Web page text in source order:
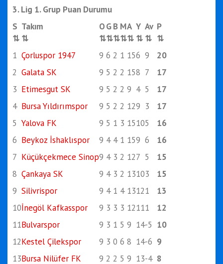
3. Lig 1. Grup Puan Durumu
S
⇅
Takım
⇅
O
⇅
G
⇅
B
⇅
M
⇅
A
⇅
Y
⇅
Av
⇅
P
⇅
1 Çorluspor 1947 9 6 2 1 156 9
20
2 Galata SK 9 5 2 2 158 7
17
3 Etimesgut SK 9 5 2 2 9 4 5
17
4 Bursa Yıldırımspor 9 5 2 2 129 3
17
5 Yalova FK 9 5 1 3 15105
16
6 Beykoz İshaklıspor 9 4 4 1 159 6
16
7 Küçükçekmece Sinop9 4 3 2 127 5
15
8 Çankaya SK 9 4 3 2 13103
15
9 Silivrispor 9 4 1 4 13121
13
10İnegöl Kafkasspor 9 3 3 3 12111
12
11Bulvarspor 9 3 1 5 9 14-5 10
12Kestel Çilekspor 9 3 0 6 8 14-6 9
13Bursa Nilüfer FK 9 2 2 5 9 13-4 8